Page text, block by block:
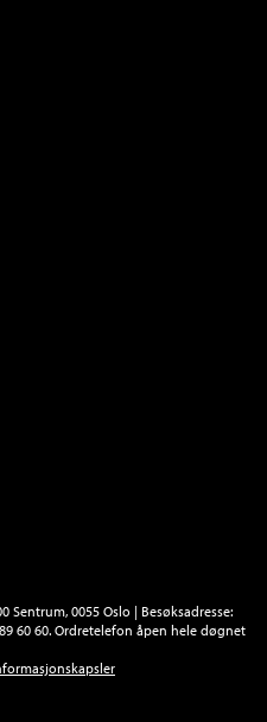
Sentrum, 0055 Oslo | Besøksadresse:
60 60. Ordretelefon åpen hele døgnet